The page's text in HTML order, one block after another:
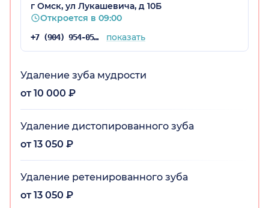
г Омск, ул Лукашевича, д 10Б
Откроется в 09:00
+7 (904) 954-05-46 показать
Удаление зуба мудрости
от 10 000 ₽
Удаление дистопированного зуба
от 13 050 ₽
Удаление ретенированного зуба
от 13 050 ₽